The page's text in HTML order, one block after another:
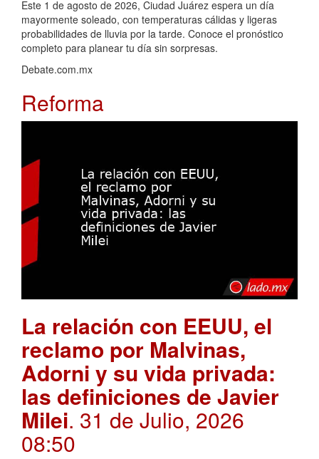
Este 1 de agosto de 2026, Ciudad Juárez espera un día
mayormente soleado, con temperaturas cálidas y ligeras
probabilidades de lluvia por la tarde. Conoce el pronóstico
completo para planear tu día sin sorpresas.
Debate.com.mx
Reforma
La relación con EEUU, el
reclamo por Malvinas,
Adorni y su vida privada:
las definiciones de Javier
Milei. 31 de Julio, 2026
08:50